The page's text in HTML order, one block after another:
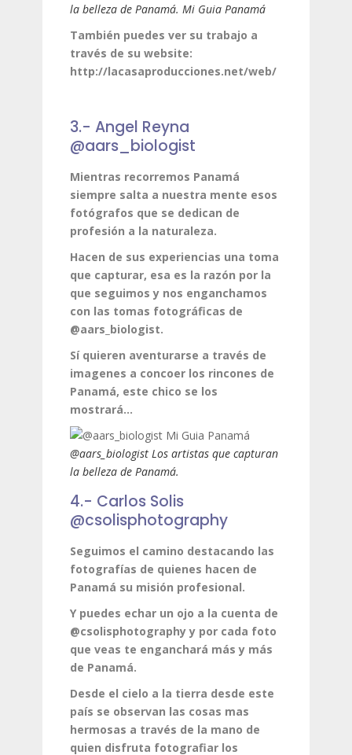
la belleza de Panamá. Mi Guia Panamá
También puedes ver su trabajo a
través de su website:
http://lacasaproducciones.net/web/
3.- Angel Reyna
@aars_biologist
Mientras recorremos Panamá
siempre salta a nuestra mente esos
fotógrafos que se dedican de
profesión a la naturaleza.
Hacen de sus experiencias una toma
que capturar, esa es la razón por la
que seguimos y nos enganchamos
con las tomas fotográficas de
@aars_biologist.
Sí quieren aventurarse a través de
imagenes a concoer los rincones de
Panamá, este chico se los
mostrará…
@aars_biologist Los artistas que capturan
la belleza de Panamá.
4.- Carlos Solis
@csolisphotography
Seguimos el camino destacando las
fotografías de quienes hacen de
Panamá su misión profesional.
Y puedes echar un ojo a la cuenta de
@csolisphotography y por cada foto
que veas te enganchará más y más
de Panamá.
Desde el cielo a la tierra desde este
país se observan las cosas mas
hermosas a través de la mano de
quien disfruta fotografiar los